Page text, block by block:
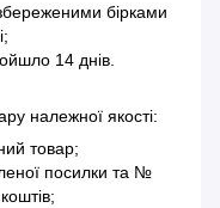
бірками
14 днів.
належної якості:
товар;
посилки та №